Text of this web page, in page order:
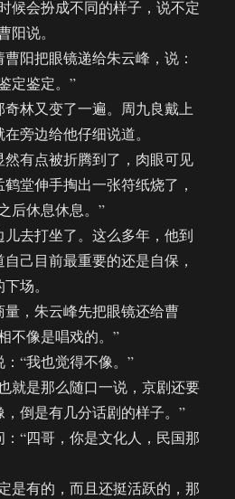
会扮成不同的样子，说不定
阳说。
阳把眼镜递给朱云峰，说：
定鉴定。”
林又变了一遍。周九良戴上
旁边给他仔细说道。
有点被折腾到了，肉眼可见
堂伸手掏出一张符纸烧了，
后休息休息。”
去打坐了。这么多年，他到
己目前最重要的还是自保，
场。
，朱云峰先把眼镜还给曹
不像是唱戏的。”
“我也觉得不像。”
是那么随口一说，京剧还要
倒是有几分话剧的样子。”
“四哥，你是文化人，民国那
有的，而且还挺活跃的，那